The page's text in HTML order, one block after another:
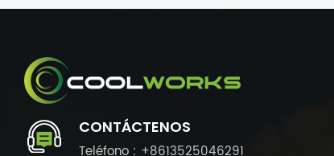
CONTÁCTENOS
Teléfono : +8613525046291